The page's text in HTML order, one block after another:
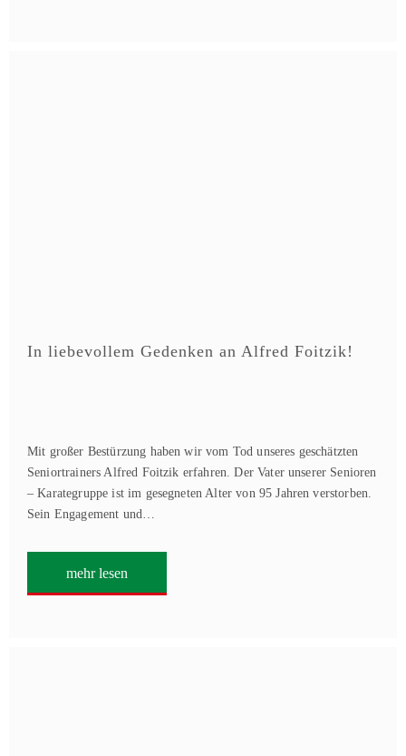
In liebevollem Gedenken an Alfred Foitzik!
Mit großer Bestürzung haben wir vom Tod unseres geschätzten
Seniortrainers Alfred Foitzik erfahren. Der Vater unserer Senioren
– Karategruppe ist im gesegneten Alter von 95 Jahren verstorben.
Sein Engagement und…
mehr lesen